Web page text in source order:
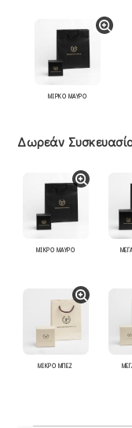
ΜΙΡΚΟ ΜΑΥΡΟ
Δωρεάν
ΜΙΚΡΟ ΜΑΥΡΟ
ΜΙΚΡΟ ΜΠΕΖ